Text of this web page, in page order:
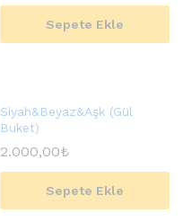
Sepete Ekle
Siyah&Beyaz&Aşk (Gül
Buket)
2.000,00₺
Sepete Ekle